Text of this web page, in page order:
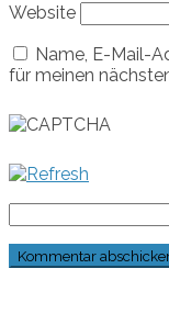
Website
Name, E-Mail-
für meinen